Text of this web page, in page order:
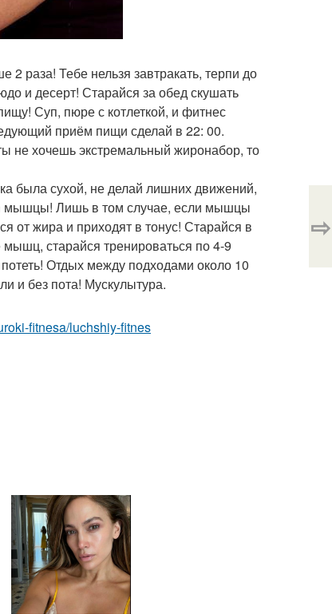
раза! Тебе нельзя завтракать, терпи до
и десерт! Старайся за обед скушать
Суп, пюре с котлеткой, и фитнес
приём пищи сделай в 22: 00.
не хочешь экстремальный жиронабор, то
была сухой, не делай лишних движений,
мышцы! Лишь в том случае, если мышцы
от жира и приходят в тонус! Старайся в
старайся тренироваться по 4-9
Отдых между подходами около 10
и без пота! Мускулытура.
fitnesa/luchshiy-fitnes
⇨